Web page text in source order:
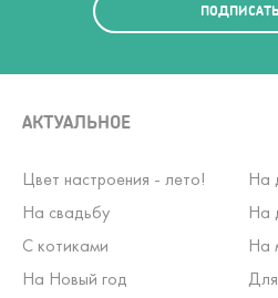
АКТУАЛЬНОЕ
Цвет настроения - лето!
На
На свадьбу
На
С котиками
На
На Новый год